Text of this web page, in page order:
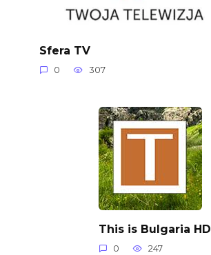
Sfera TV
0 307
This is Bulgaria HD
0 247